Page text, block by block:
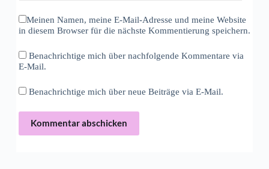
Meinen Namen, meine E-Mail-Adresse und meine Website
in diesem Browser für die nächste Kommentierung speichern.
Benachrichtige mich über nachfolgende Kommentare via
E-Mail.
Benachrichtige mich über neue Beiträge via E-Mail.
Kommentar abschicken